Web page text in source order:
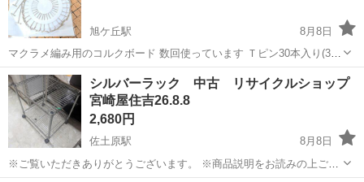
旭ケ丘駅
8月8日
マクラメ編み用のコルクボード 数回使っています Ｔピン30本入り(3本
使っています) 取りに来れる方よろしくお願いします。
宮崎 延岡市 家具
シルバーラック 中古 リサイクルショップ
宮崎屋住吉26.8.8
2,680円
佐土原駅
8月8日
※ご覧いただきありがとうございます。 ※商品説明をお読みの上ご納